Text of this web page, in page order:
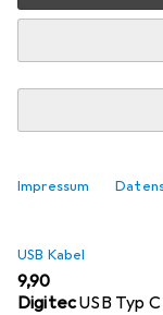
Impressum
Hier findest du
Dockcase USB-
USB Kabel
EUR
9,90
DigitecUSB Typ